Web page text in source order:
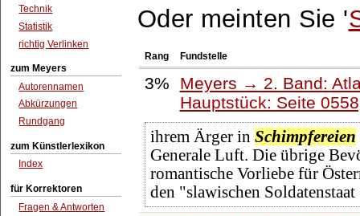
Technik
Statistik
richtig Verlinken
zum Meyers
Autorennamen
Abkürzungen
Rundgang
zum Künstlerlexikon
Index
für Korrektoren
Fragen & Antworten
Oder meinten Sie '
Rang Fundstelle
3%
Meyers → 2. Band:
Hauptstück: Seite
ihrem Ärger in Schimpfereien
Generale Luft. Die übrige
romantische Vorliebe für
den "slawischen Soldatenstaat